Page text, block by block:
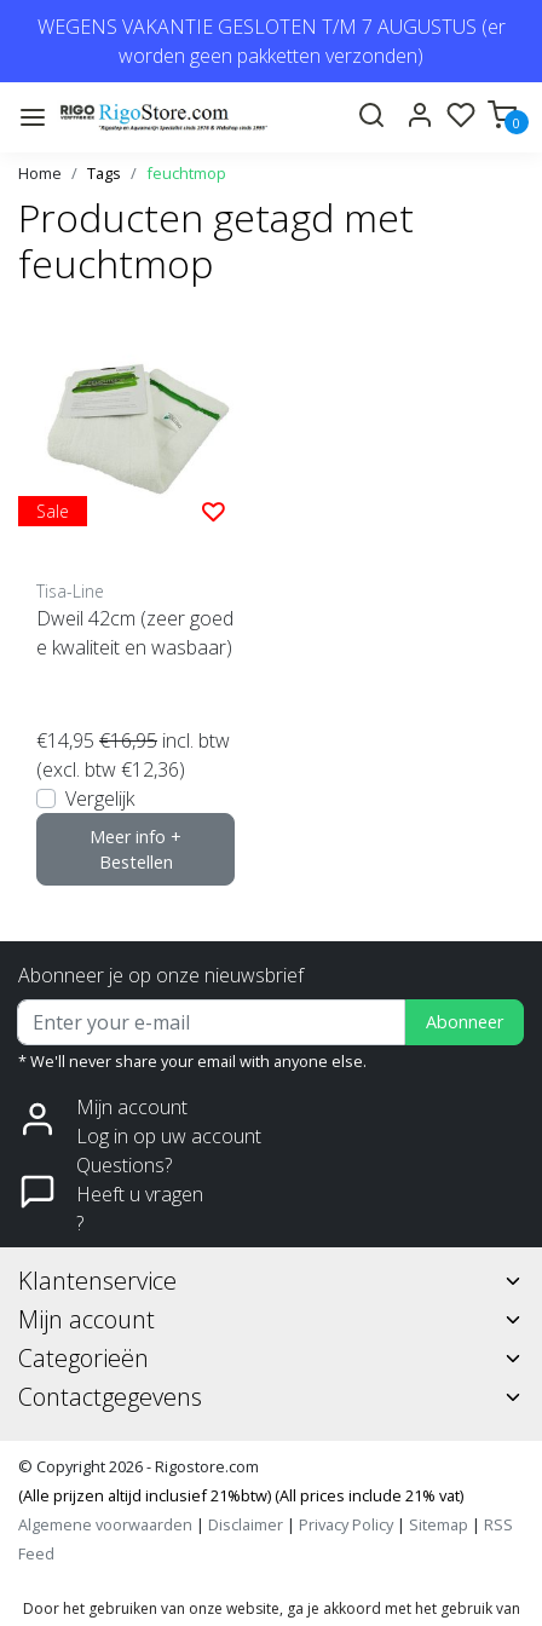
WEGENS VAKANTIE GESLOTEN T/M 7 AUGUSTUS (er
worden geen pakketten verzonden)
0
Home Tags feuchtmop
Producten getagd met
feuchtmop
Sale
Tisa-Line
Dweil 42cm (zeer goed
e kwaliteit en wasbaar)
€14,95 €16,95 incl. btw
(excl. btw €12,36)
Vergelijk
Meer info +
Bestellen
Abonneer je op onze nieuwsbrief
Abonneer
* We'll never share your email with anyone else.
Mijn account
Log in op uw account
Questions?
Heeft u vragen
?
Klantenservice
Mijn account
Categorieën
Contactgegevens
© Copyright 2026 - Rigostore.com
(Alle prijzen altijd inclusief 21%btw) (All prices include 21% vat)
Algemene voorwaarden | Disclaimer | Privacy Policy| Sitemap | RSS
Feed
Door het gebruiken van onze website, ga je akkoord met het gebruik van